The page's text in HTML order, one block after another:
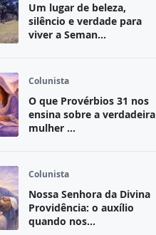
Um lugar de beleza,
silêncio e verdade para
viver a Seman...
Colunista
O que Provérbios 31 nos
ensina sobre a verdadeira
mulher ...
Colunista
Nossa Senhora da Divina
Providência: o auxílio
quando nos...